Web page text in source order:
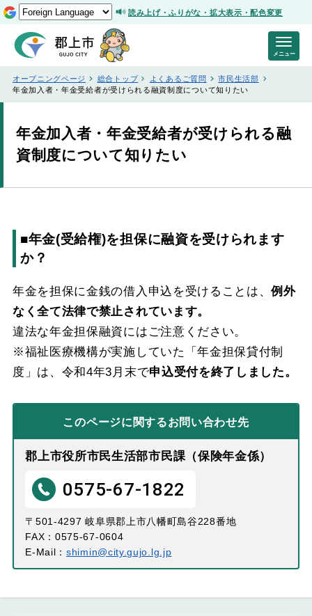
読み上げ・ふりがな・拡大表示・配色変更
オープニングページ 総合トップ よくあるご質問
市民生活部
年金加入者・年金受給者が受けられる融資制度について知りたい
年金加入者・年金受給者が受けられる融
資制度について知りたい
■年金(受給権)を担保に融資を受けられます
か？
年金を担保に金銭の借入申込を受けることは、例外
なく全て法律で禁止されています。
違法な年金担保融資にはご注意ください。
※福祉医療機構が実施していた「年金担保貸付制
度」は、令和4年3月末で申込受付を終了しました。
このページに関するお問い合わせ先
郡上市役所市民生活部市民課（保険年金係）
0575-67-1822
〒501-4297 岐阜県郡上市八幡町島谷228番地
FAX：0575-67-0604
E-Mail：shimin@city.gujo.lg.jp
メニュー